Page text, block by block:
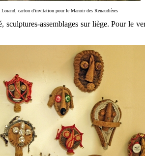
Lorand, carton d'invitation pour le Manoir des Renaudières
assemblages sur liège. Pour le